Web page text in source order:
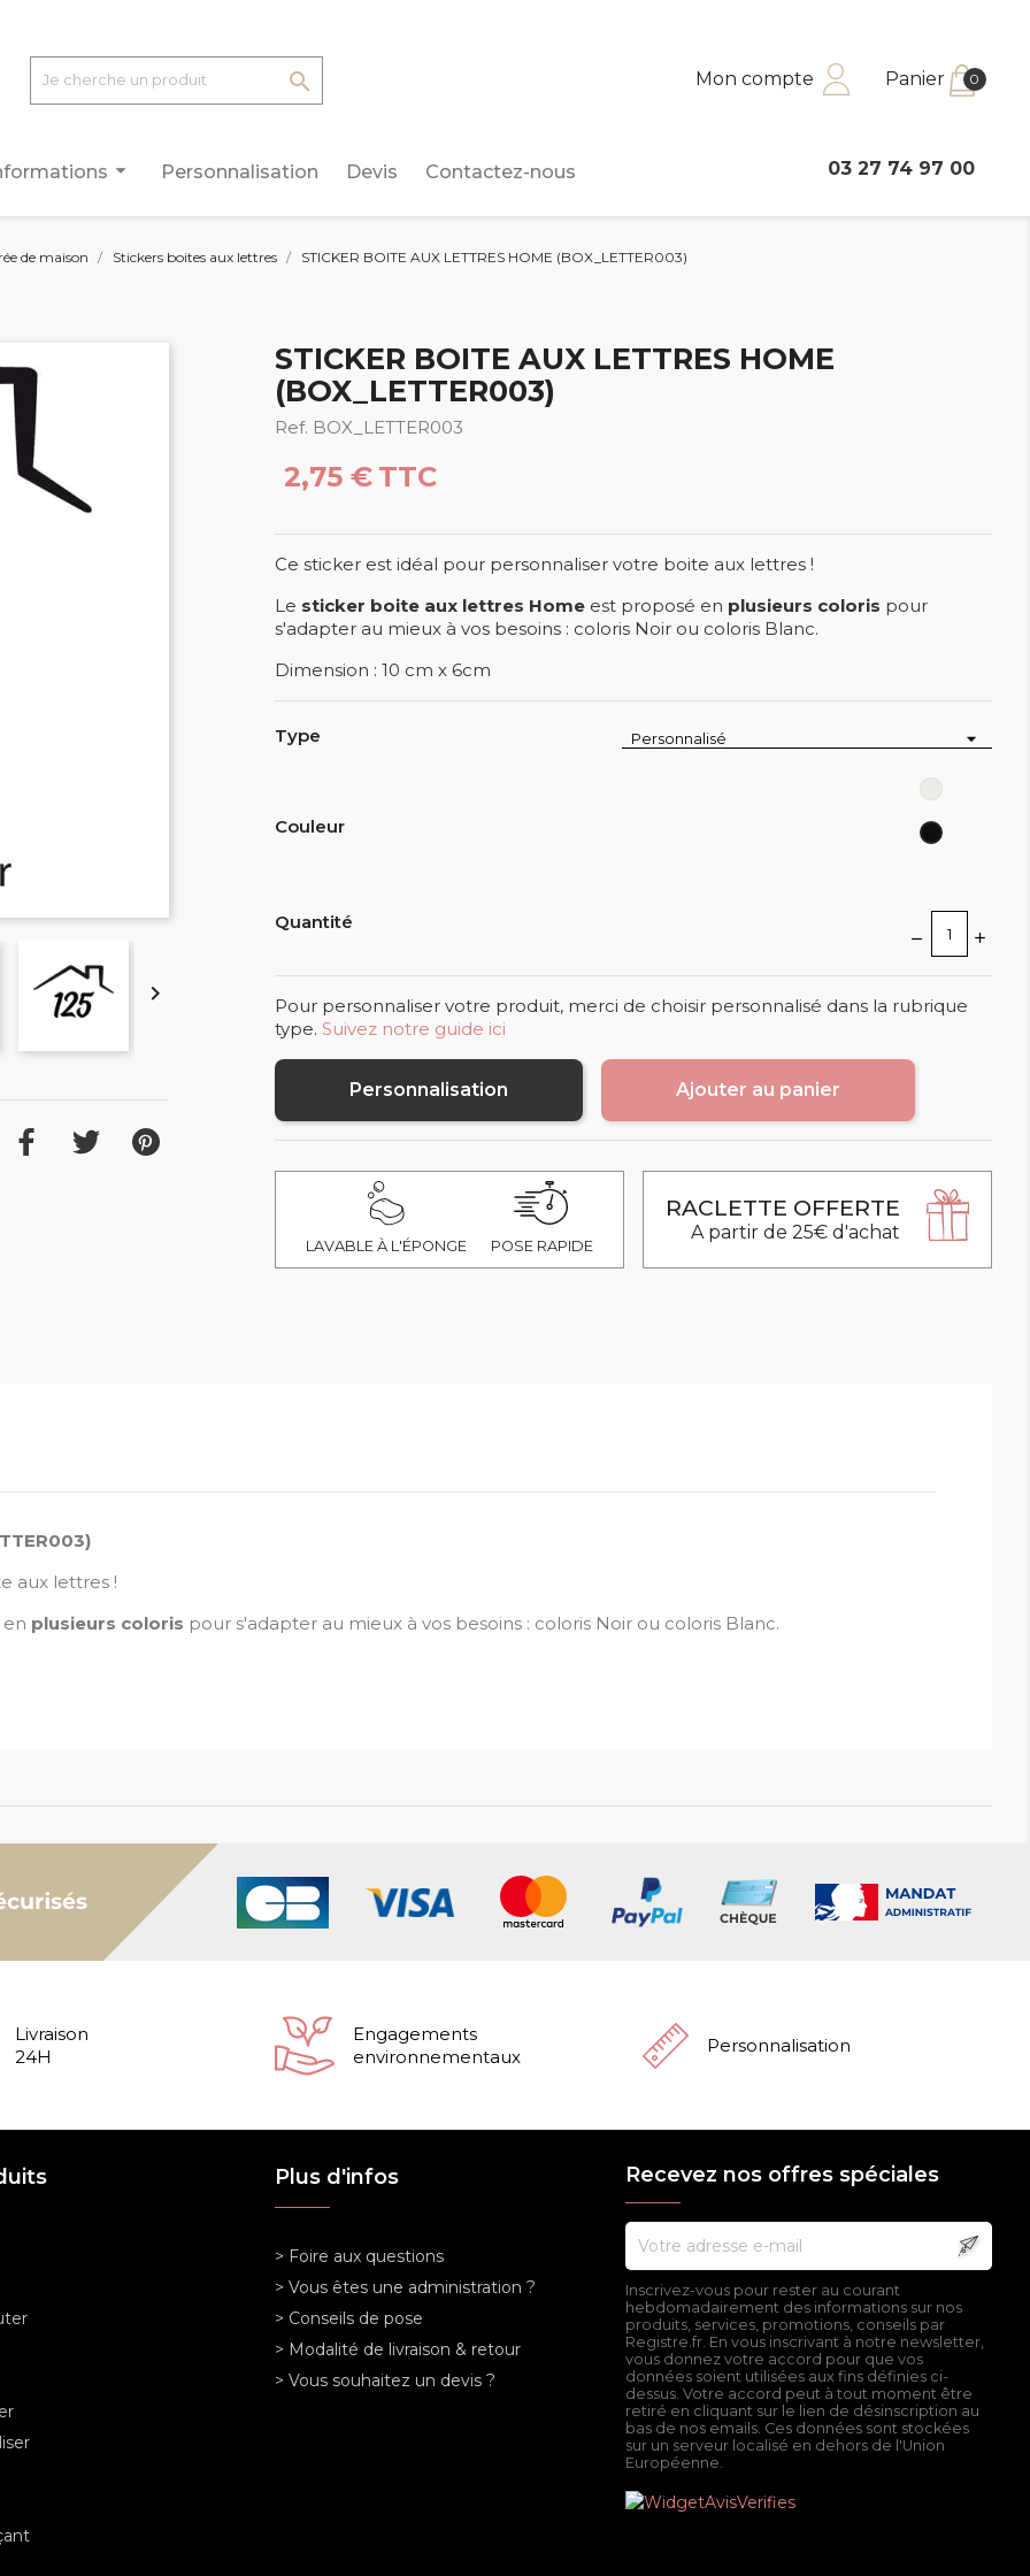
 Mon compte Panier 0
arrow_drop_down Personnalisation Devis Contactez-nous 03 27 74 97 00
de maison Stickers boites aux lettres STICKER BOITE AUX LETTRES HOME (BOX_LETTER003)

STICKER BOITE AUX LETTRES HOME
(BOX_LETTER003)
Ref. BOX_LETTER003
2,75 € TTC
Ce sticker est idéal pour personnaliser votre boite aux lettres !
Le sticker boite aux lettres Home est proposé en plusieurs coloris pour
s'adapter au mieux à vos besoins : coloris Noir ou coloris Blanc.
Dimension : 10 cm x 6cm
Type
Couleur
Blanc
Noir
Quantité
Pour personnaliser votre produit, merci de choisir personnalisé dans la rubrique
type. Suivez notre guide ici
Personnalisation Ajouter au panier
LAVABLE À L'ÉPONGE POSE RAPIDE
RACLETTE OFFERTE
A partir de 25€ d'achat
aux lettres !
plusieurs coloris pour s'adapter au mieux à vos besoins : coloris Noir ou coloris Blanc.
Livraison
24H
Engagements
environnementaux
Personnalisation
Plus d'infos
> Foire aux questions
> Vous êtes une administration ?
> Conseils de pose
> Modalité de livraison & retour
> Vous souhaitez un devis ?
Recevez nos offres spéciales
Inscrivez-vous pour rester au courant
hebdomadairement des informations sur nos
produits, services, promotions, conseils par
Registre.fr. En vous inscrivant à notre newsletter,
vous donnez votre accord pour que vos
données soient utilisées aux fins définies ci-
dessus. Votre accord peut à tout moment être
retiré en cliquant sur le lien de désinscription au
bas de nos emails. Ces données sont stockées
sur un serveur localisé en dehors de l'Union
Européenne.